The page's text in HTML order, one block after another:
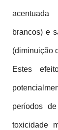
acentuada
brancos) e
(diminuição
Estes
períodos
toxicidade